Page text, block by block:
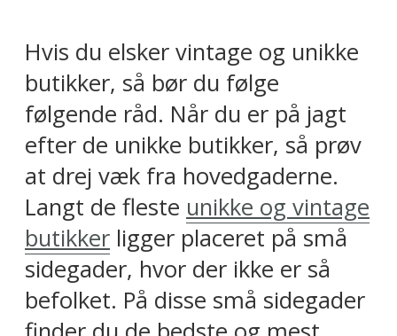
Hvis du elsker vintage og unikke
butikker, så bør du følge
følgende råd. Når du er på jagt
efter de unikke butikker, så prøv
at drej væk fra hovedgaderne.
Langt de fleste unikke og vintage
butikker ligger placeret på små
sidegader, hvor der ikke er så
befolket. På disse små sidegader